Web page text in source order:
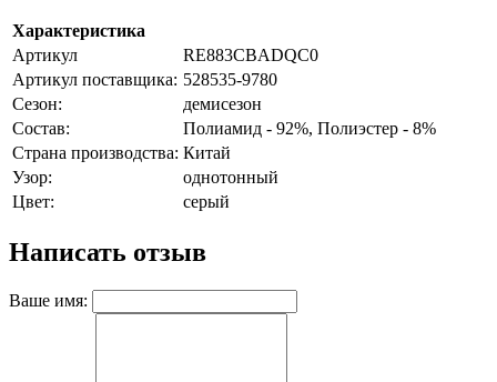
Характеристика
Артикул
RE883CBADQC0
Артикул поставщика: 528535-9780
Сезон:
демисезон
Состав:
Полиамид - 92%, Полиэстер - 8%
Страна производства: Китай
Узор:
однотонный
Цвет:
серый
Написать отзыв
Ваше имя: